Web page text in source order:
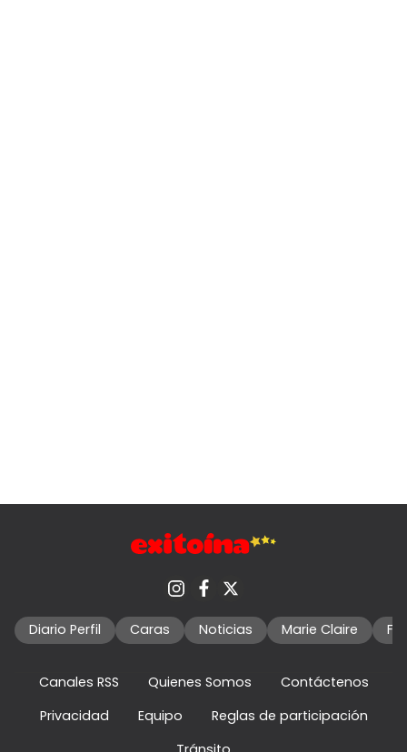
Diario Perfil Caras Noticias Marie Claire
Canales RSS Quienes Somos
Contáctenos
Privacidad
Equipo
Reglas de participación